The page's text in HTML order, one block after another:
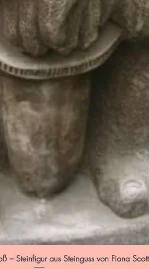
– Steinfigur aus Steinguss von Fiona Scott